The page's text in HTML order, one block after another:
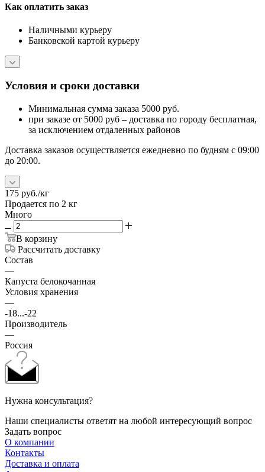
Как оплатить заказ
Наличными курьеру
Банковской картой курьеру
Условия и сроки доставки
Минимальная сумма заказа 5000 руб.
при заказе от 5000 руб – доставка по городу бесплатная,
за исключением отдаленных районов
Доставка заказов осуществляется ежедневно по будням с 09:00
до 20:00.
175 руб./кг
Продается по 2 кг
Много
В корзину
Рассчитать доставку
Состав
—
Капуста белокочанная
Условия хранения
—
-18...-22
Производитель
—
Россия
Нужна консультация?
Наши специалисты ответят на любой интересующий вопрос
Задать вопрос
О компании
Контакты
Доставка и оплата